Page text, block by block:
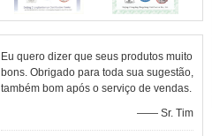
Eu quero dizer que seus produtos muito
bons. Obrigado para toda sua sugestão,
também bom após o serviço de vendas.
—— Sr. Tim